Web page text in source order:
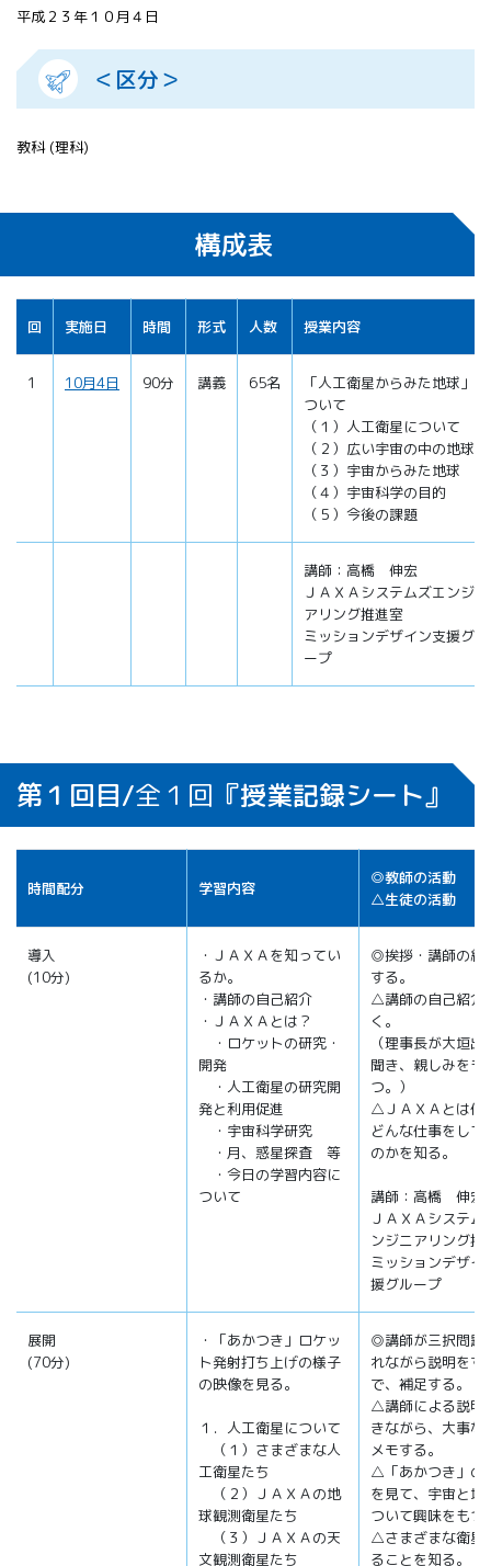
平成２３年１０月４日
＜区分＞
教科 (理科)
構成表
回 実施日 時間 形式 人数 授業内容
1 10月4日 90分 講義 65名
「人工衛星からみた地球」に
ついて
（１）人工衛星について
（２）広い宇宙の中の地球
（３）宇宙からみた地球
（４）宇宙科学の目的
（５）今後の課題
講師：高橋 伸宏
ＪＡＸＡシステムズエンジニ
アリング推進室
ミッションデザイン支援グル
ープ
第１回目/全１回 『授業記録シート』
時間配分 学習内容
◎教師の活動
△生徒の活動
導入
(10分)
・ＪＡＸＡを知ってい
るか。
・講師の自己紹介
・ＪＡＸＡとは？
・ロケットの研究・
開発
・人工衛星の研究開
発と利用促進
・宇宙科学研究
・月、惑星探査 等
・今日の学習内容に
ついて
◎挨拶・講師の紹
する。
△講師の自己紹介
く。
（理事長が大垣出
聞き、親しみをも
つ。）
△ＪＡＸＡとは何
どんな仕事をして
のかを知る。
講師：高橋 伸宏
ＪＡＸＡシステム
ンジニアリング推
ミッションデザイ
援グループ
展開
(70分)
・「あかつき」ロケッ
ト発射打ち上げの様子
の映像を見る。
１．人工衛星について
（１）さまざまな人
工衛星たち
（２）ＪＡＸＡの地
球観測衛星たち
（３）ＪＡＸＡの天
文観測衛星たち
◎講師が三択問題
れながら説明をす
で、補足する。
△講師による説明
きながら、大事な
メモする。
△「あかつき」の
を見て、宇宙と地
ついて興味をもつ
△さまざまな衛星
ることを知る。